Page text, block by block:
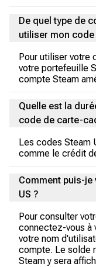
De quel type de
utiliser mon code
Pour utiliser votre
votre portefeuille
compte Steam
Quelle est la
code de carte-
Les codes Steam
comme le crédit
Comment puis-je
US ?
Pour consulter
connectez-vous à
votre nom
compte. Le solde
Steam y sera